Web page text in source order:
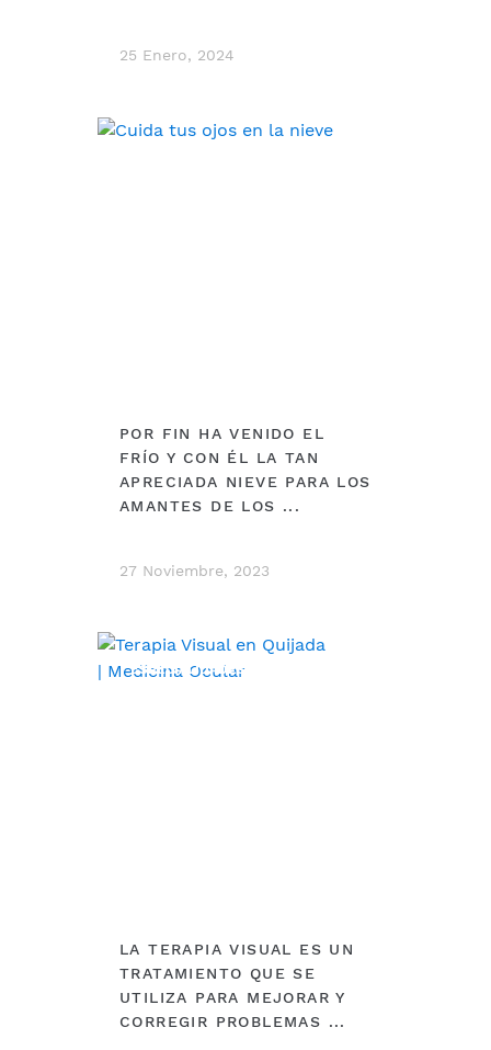
25 Enero, 2024
POR FIN HA VENIDO EL
FRÍO Y CON ÉL LA TAN
APRECIADA NIEVE PARA LOS
AMANTES DE LOS ...
27 Noviembre, 2023
ESPECIALIDADES
LA TERAPIA VISUAL ES UN
TRATAMIENTO QUE SE
UTILIZA PARA MEJORAR Y
CORREGIR PROBLEMAS ...